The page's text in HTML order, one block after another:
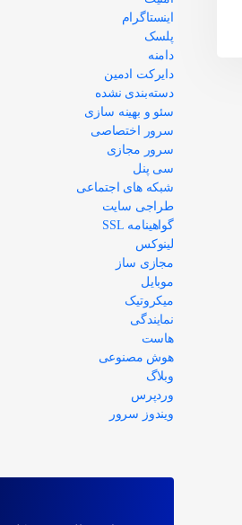
اینستاگرام
پلسک
دامنه
دایرکت ادمین
دسته‌بندی نشده
سئو و بهینه سازی
سرور اختصاصی
سرور مجازی
سی پنل
شبکه های اجتماعی
طراجی سایت
گواهینامه SSL
لینوکس
مجازی ساز
موبایل
میکروتیک
نمایندگی
هاست
هوش مصنوعی
وبلاگ
وردپرس
ویندوز سرور